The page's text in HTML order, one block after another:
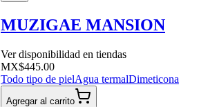
MUZIGAE MANSION
Ver disponibilidad en tiendas
MX$445.00
Todo tipo de pielAgua termalDimeticona
Agregar al carrito